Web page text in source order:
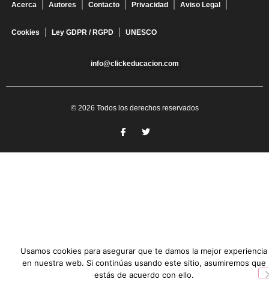
Acerca Autores Contacto Privacidad Aviso Legal
Cookies Ley GDPR / RGPD UNESCO
info@clickeducacion.com
© 2026 Todos los derechos reservados
Usamos cookies para asegurar que te damos la mejor experiencia
en nuestra web. Si continúas usando este sitio, asumiremos que
estás de acuerdo con ello.